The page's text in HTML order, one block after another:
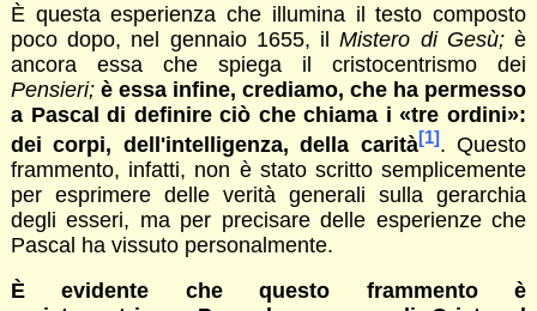
È questa esperienza che illumina il testo composto
poco dopo, nel gennaio 1655, ilMistero di Gesù;è
ancora essa che spiega il cristocentrismo dei
Pensieri; è essa infine, crediamo, che ha permesso
a Pascal di definire ciò che chiama i «tre ordini»:
dei corpi, dell'intelligenza, della carità[1]. Questo
frammento, infatti, non è stato scritto semplicemente
per esprimere delle verità generali sulla gerarchia
degli esseri, ma per precisare delle esperienze che
Pascal ha vissuto personalmente.
È evidente che questo frammento è